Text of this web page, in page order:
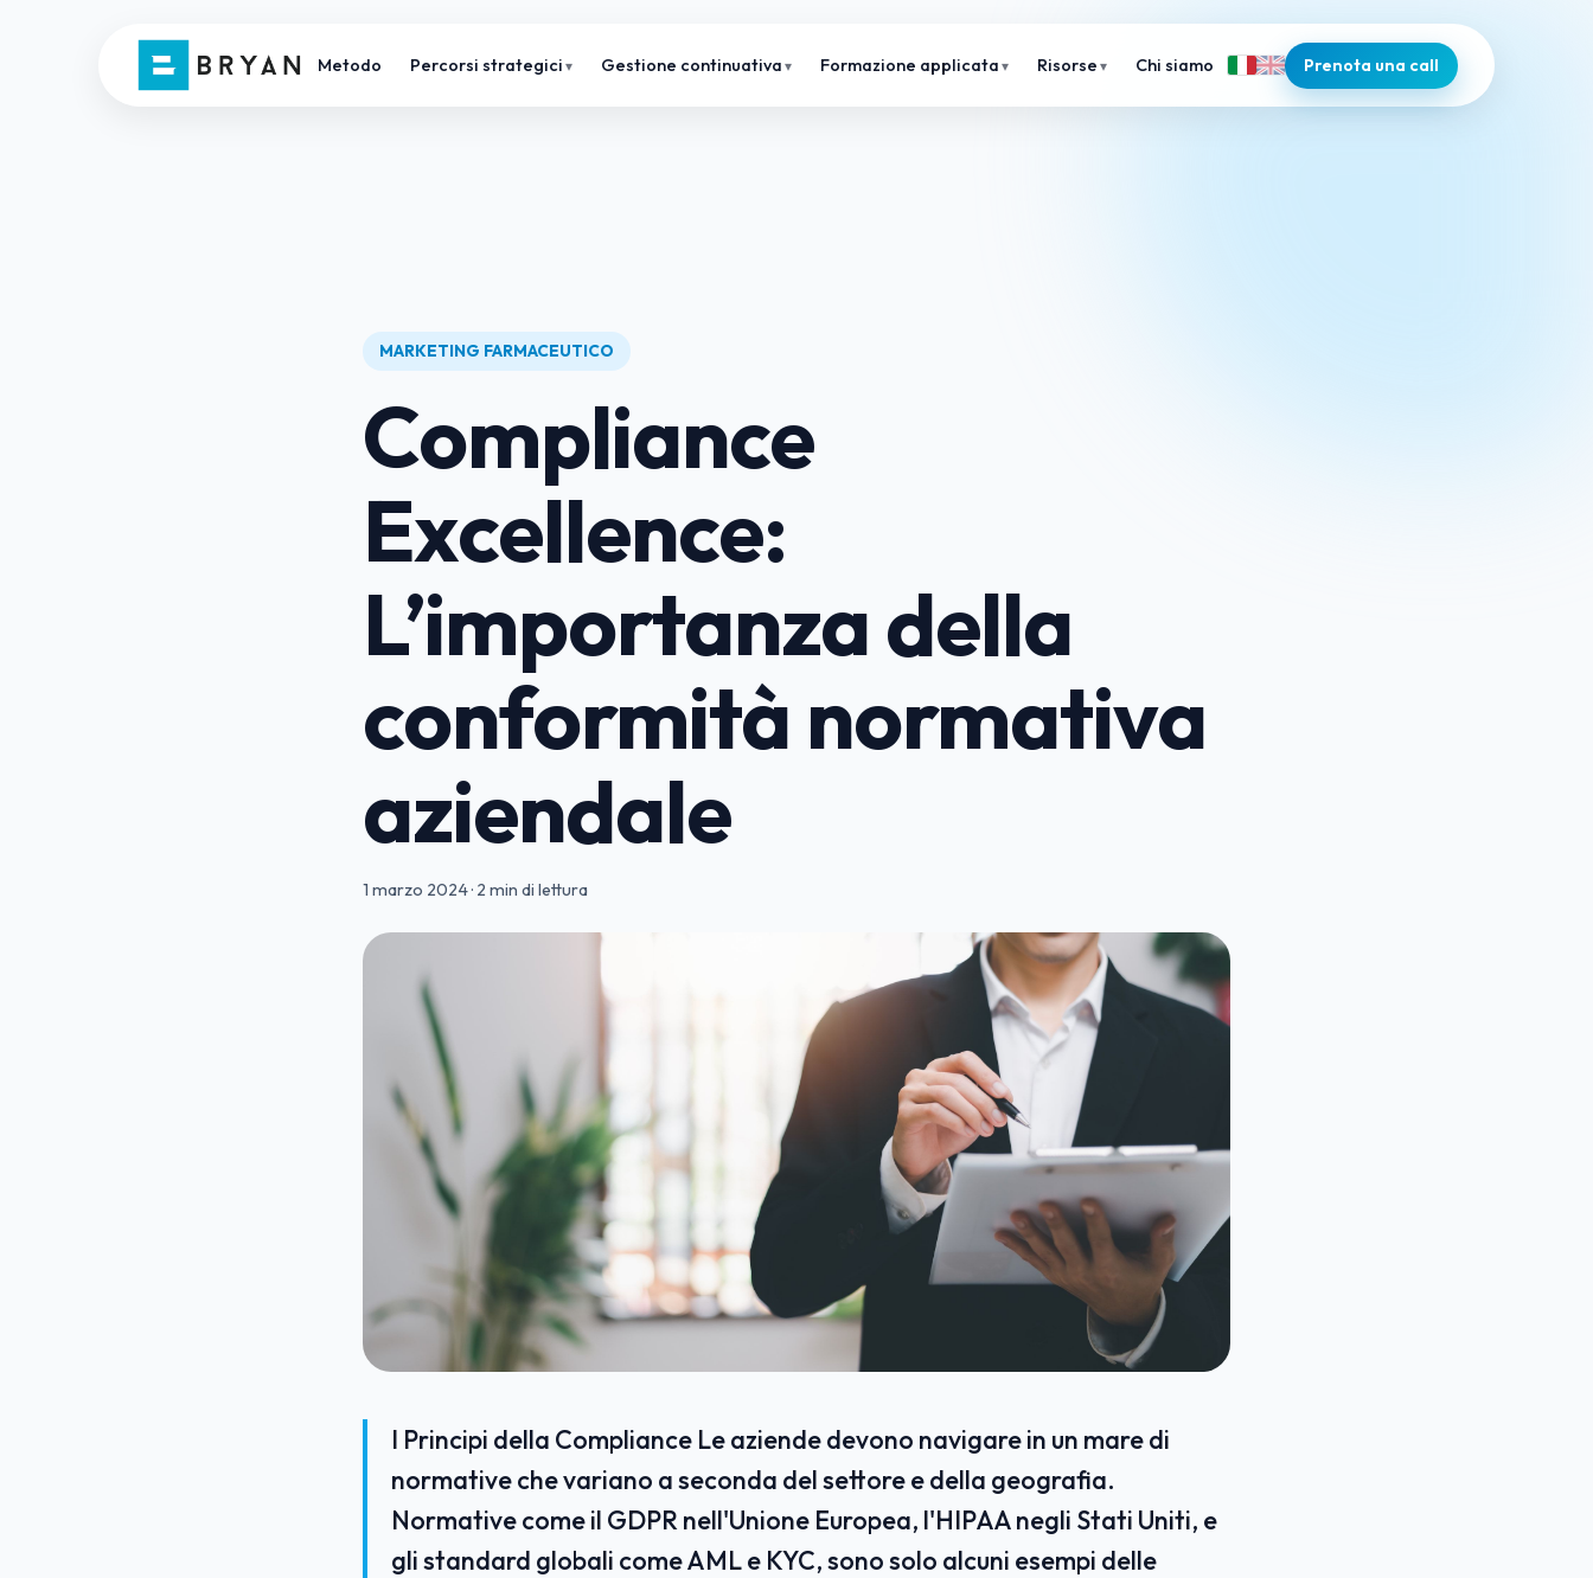
Metodo Percorsi strategici Gestione continuativa Formazione applicata Risorse Chi siamo Prenota una call
MARKETING FARMACEUTICO
Compliance
Excellence:
L’importanza della
conformità normativa
aziendale
1 marzo 2024· 2 min di lettura
I Principi della Compliance Le aziende devono navigare in un mare di
normative che variano a seconda del settore e della geografia.
Normative come il GDPR nell'Unione Europea, l'HIPAA negli Stati Uniti, e
gli standard globali come AML e KYC, sono solo alcuni esempi delle